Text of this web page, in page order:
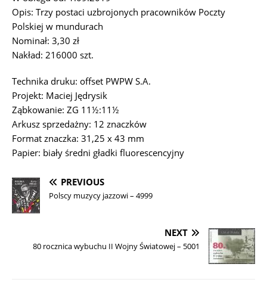
Opis: Trzy postaci uzbrojonych pracowników Poczty
Polskiej w mundurach
Nominał: 3,30 zł
Nakład: 216000 szt.
Technika druku: offset PWPW S.A.
Projekt: Maciej Jędrysik
Ząbkowanie: ZG 11½:11½
Arkusz sprzedażny: 12 znaczków
Format znaczka: 31,25 x 43 mm
Papier: biały średni gładki fluorescencyjny
PREVIOUS
Polscy muzycy jazzowi – 4999
NEXT
80 rocznica wybuchu II Wojny Światowej – 5001